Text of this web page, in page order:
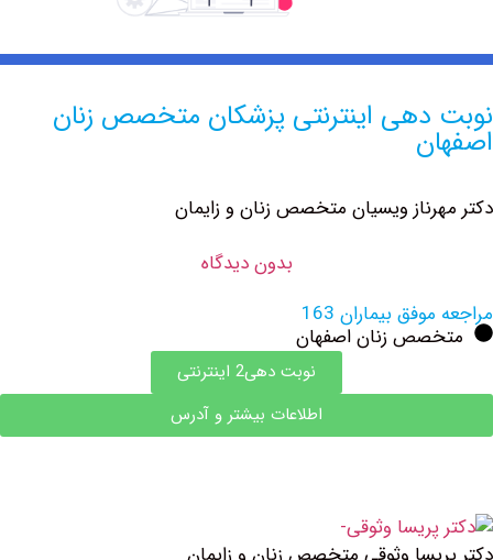
اینترنتی پزشکان متخصص زنان
‏ویسیان متخصص زنان و زایمان
بدون دیدگاه
بیماران 163
زنان اصفهان
نوبت دهی2 اینترنتی
اطلاعات بیشتر و آدرس